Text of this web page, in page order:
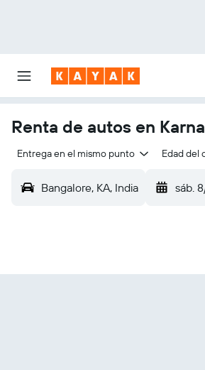
Renta de autos en
Entrega en el mismo punto Edad del
Bangalore, KA, India sáb.